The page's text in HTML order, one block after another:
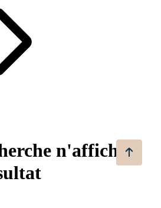
n'affiche